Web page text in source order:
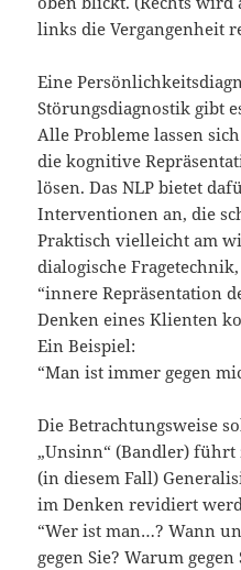
links die Vergangenheit
Eine
Störungsdiagnostik gibt
Alle Probleme lassen
die kognitive
lösen. Das NLP bietet
Interventionen an, die
Praktisch vielleicht am
dialogische
“innere Repräsentation
Denken eines Klienten
Ein Beispiel:
“Man ist immer gegen
Die Betrachtungsweise
„Unsinn“ (Bandler)
(in diesem Fall)
im Denken revidiert
“Wer ist man…? Wann
gegen Sie? Warum